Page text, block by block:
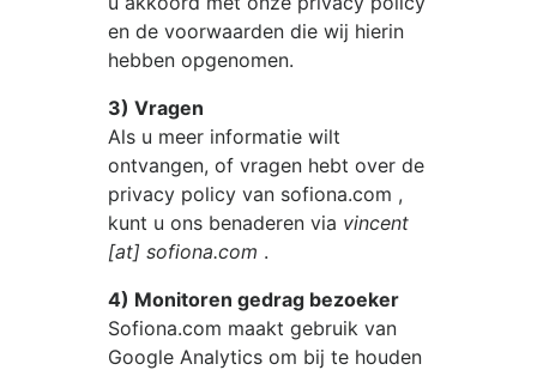
en de voorwaarden die wij hierin
hebben opgenomen.
3) Vragen
Als u meer informatie wilt
ontvangen, of vragen hebt over de
privacy policy van sofiona.com ,
kunt u ons benaderen via vincent
[at] sofiona.com .
4) Monitoren gedrag bezoeker
Sofiona.com maakt gebruik van
Google Analytics om bij te houden